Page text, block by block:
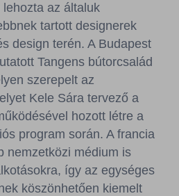
lehozta az általuk
tartott designerek
design terén. A Budapest
Tangens bútorcsalád
szerepelt az
Kele Sára tervező a
hozott létre a
program során. A francia
nemzetközi médium is
így az egységes
köszönhetően kiemelt